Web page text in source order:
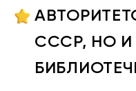
СССР, НО И